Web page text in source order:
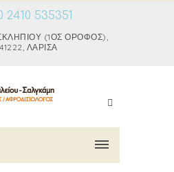
2410 535351
(1ΟΣ ΌΡΟΦΟΣ),
ΛΆΡΙΣΑ